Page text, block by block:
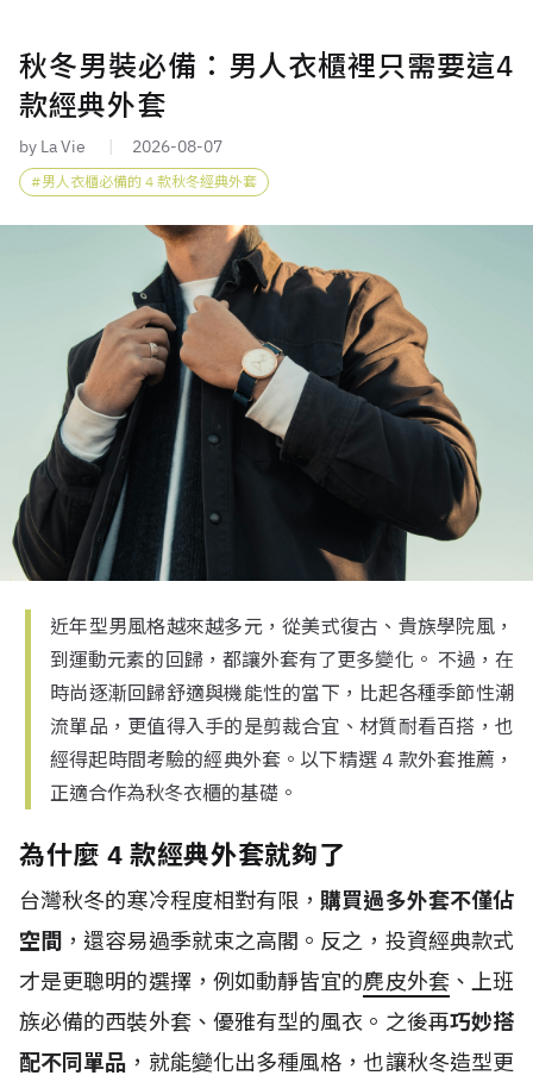
秋冬男裝必備：男人衣櫃裡只需要這4
款經典外套
by La Vie 2026-08-07
男人衣櫃必備的 4 款秋冬經典外套
近年型男風格越來越多元，從美式復古、貴族學院風，
到運動元素的回歸，都讓外套有了更多變化。 不過，在
時尚逐漸回歸舒適與機能性的當下，比起各種季節性潮
流單品，更值得入手的是剪裁合宜、材質耐看百搭，也
經得起時間考驗的經典外套。以下精選 4 款外套推薦，
正適合作為秋冬衣櫃的基礎。
為什麼 4 款經典外套就夠了
台灣秋冬的寒冷程度相對有限， 購買過多外套不僅佔
空間 ，還容易過季就束之高閣。反之，投資經典款式
才是更聰明的選擇，例如動靜皆宜的麂皮外套、上班
族必備的西裝外套、優雅有型的風衣。之後再巧妙搭
配不同單品 ，就能變化出多種風格，也讓秋冬造型更